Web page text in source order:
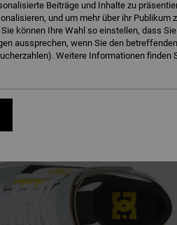
Beiträge und Inhalte zu
und um mehr über ihr Publikum
können Ihre Wahl so einstellen, dass
aussprechen, wenn Sie den
Weitere Informationen finden